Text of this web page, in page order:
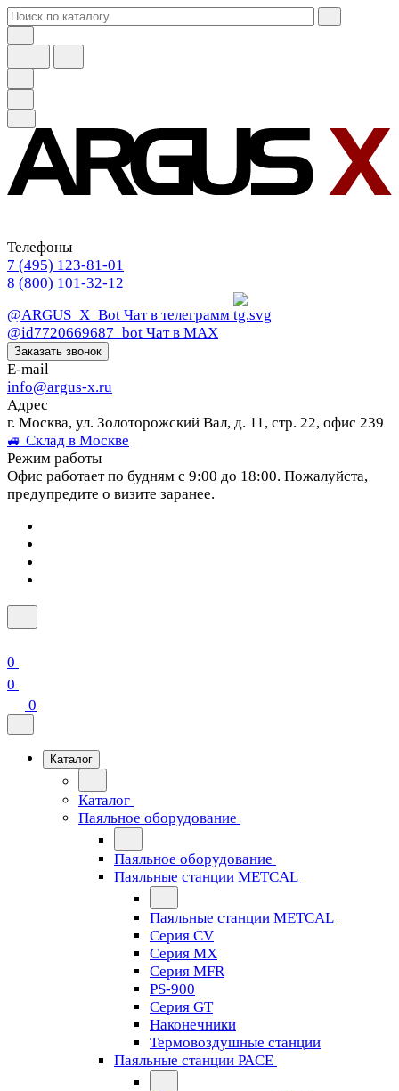
Телефоны
7 (495) 123-81-01
8 (800) 101-32-12
@ARGUS_X_Bot Чат в телеграмм
@id7720669687_bot Чат в МАХ
Заказать звонок
E-mail
info@argus-x.ru
Адрес
г. Москва, ул. Золоторожский Вал, д. 11, стр. 22, офис 239
🚙 Склад в Москве
Режим работы
Офис работает по будням с 9:00 до 18:00. Пожалуйста,
предупредите о визите заранее.
0
0
0
Каталог
Каталог
Паяльное оборудование
Паяльное оборудование
Паяльные станции METCAL
Паяльные станции METCAL
Серия CV
Серия MX
Серия MFR
PS-900
Серия GT
Наконечники
Термовоздушные станции
Паяльные станции PACE